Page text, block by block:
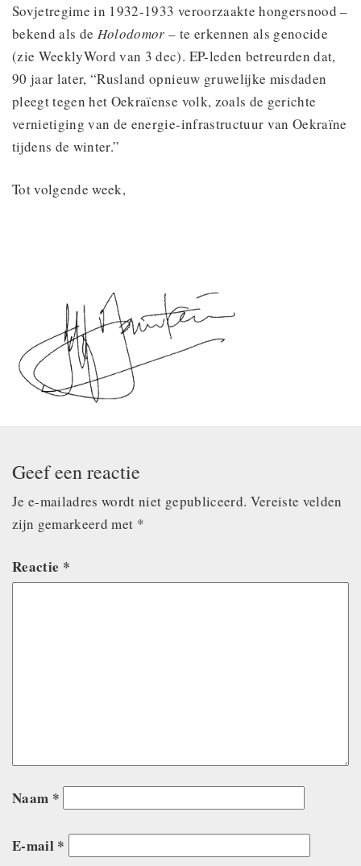
Sovjetregime in 1932-1933 veroorzaakte hongersnood –
bekend als de Holodomor – te erkennen als genocide
(zie WeeklyWord van 3 dec). EP-leden betreurden dat,
90 jaar later, “Rusland opnieuw gruwelijke misdaden
pleegt tegen het Oekraïense volk, zoals de gerichte
vernietiging van de energie-infrastructuur van Oekraïne
tijdens de winter.”
Tot volgende week,
Geef een reactie
Je e-mailadres wordt niet gepubliceerd. Vereiste velden
zijn gemarkeerd met *
Reactie *
Naam *
E-mail *